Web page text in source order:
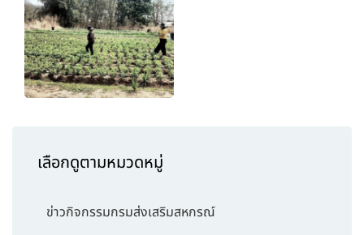
เลือกดูตามหมวดหมู่
ข่าวกิจกรรมกรมส่งเสริมสหกรณ์